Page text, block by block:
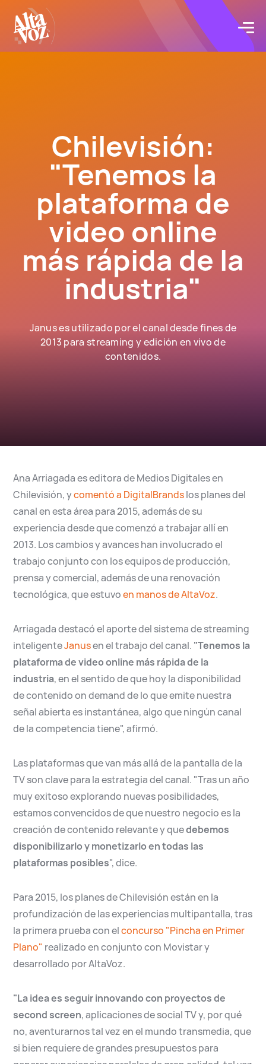
Click acá para ir directamente al contenido
Acerca de
Español
Chilevisión:
"Tenemos la
plataforma de
video online
más rápida de la
industria"
Janus es utilizado por el canal desde fines de
2013 para streaming y edición en vivo de
contenidos.
Ana Arriagada es editora de Medios Digitales en
Chilevisión, ycomentó a DigitalBrandslos planes del
canal en esta área para 2015, además de su
experiencia desde que comenzó a trabajar allí en
2013. Los cambios y avances han involucrado el
trabajo conjunto con los equipos de producción,
prensa y comercial, además de una renovación
tecnológica, que estuvoen manos de AltaVoz.
Arriagada destacó el aporte del sistema de streaming
inteligenteJanusen el trabajo del canal. "Tenemos la
plataforma de video online más rápida de la
industria, en el sentido de que hoy la disponibilidad
de contenido on demand de lo que emite nuestra
señal abierta es instantánea, algo que ningún canal
de la competencia tiene", afirmó.
Las plataformas que van más allá de la pantalla de la
TV son clave para la estrategia del canal. "Tras un año
muy exitoso explorando nuevas posibilidades,
estamos convencidos de que nuestro negocio es la
creación de contenido relevante y quedebemos
disponibilizarlo y monetizarlo en todas las
plataformas posibles", dice.
Para 2015, los planes de Chilevisión están en la
profundización de las experiencias multipantalla, tras
la primera prueba con elconcurso "Pincha en Primer
Plano" realizado en conjunto con Movistar y
desarrollado por AltaVoz.
"La idea es seguir innovando con proyectos de
second screen, aplicaciones de social TV y, por qué
no, aventurarnos tal vez en el mundo transmedia, que
si bien requiere de grandes presupuestos para